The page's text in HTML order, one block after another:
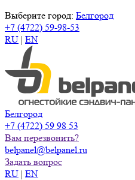
Выберите город: Белгород
+7 (4722) 59-98-53
RU | EN
Белгород
+7 (4722) 59 98 53
Вам перезвонить?
belpanel@belpanel.ru
Задать вопрос
RU | EN